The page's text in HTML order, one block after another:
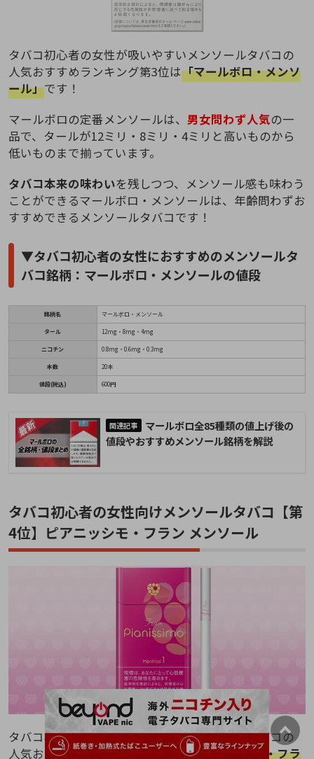
タバコ初心者の女性が吸いやすいメンソールタバコの
人気おすすめランキング第3位は「マールボロ・メンソ
ール」です！
マールボロの定番メンソールは、 男女問わず人気の一
品で、タールが12ミリ・8ミリ・4ミリと高いものから
低いものまで揃っています。
タバコ本来の味わいを残しつつ、メンソール感も味わう
ことができるマールボロ・メンソールは、年齢問わずお
すすめできるメンソールタバコです！
▼タバコ初心者の女性におすすめのメンソールタ
バコ銘柄：マールボロ・メンソールの値段
銘柄名 マールボロ・メンソール
タール 12mg・8mg・4mg
ニコチン 0.8mg・0.6mg・0.3mg
本数 20本
値段(税込) 600円
マールボロ全85種類の値上げ後の
値段やおすすめメンソール銘柄を解説
タバコ初心者の女性向けメンソールタバコ【第
4位】ピアニッシモ・フラン メンソール
タバコ初心者の女性が吸いやすいメンソールタバコの
人気おすすめランキング第4位は「ピアニッシモ・フラ